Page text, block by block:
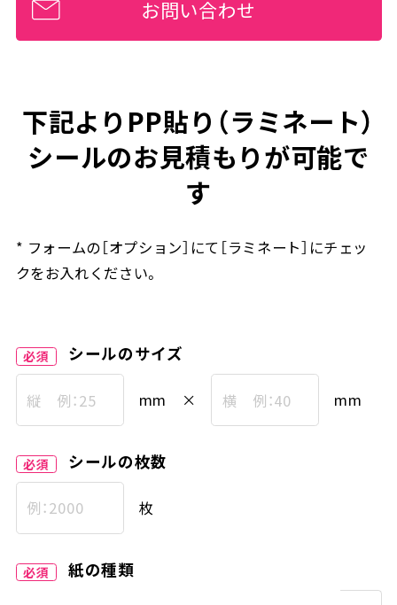
お問い合わせ
下記よりPP貼り（ラミネート）
シールのお見積もりが可能で
す
* フォームの［オプション］にて［ラミネート］にチェッ
クをお入れください。
シールのサイズ
mm × mm
シールの枚数
枚
紙の種類